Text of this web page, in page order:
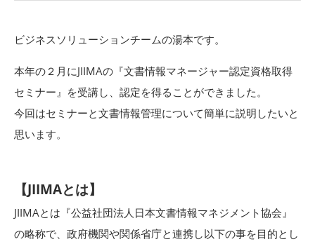
ビジネスソリューションチームの湯本です。
本年の２月にJIIMAの『文書情報マネージャー認定資格取得
セミナー』を受講し、認定を得ることができました。
今回はセミナーと文書情報管理について簡単に説明したいと
思います。
【JIIMAとは】
JIIMAとは『公益社団法人日本文書情報マネジメント協会』
の略称で、政府機関や関係省庁と連携し以下の事を目的とし